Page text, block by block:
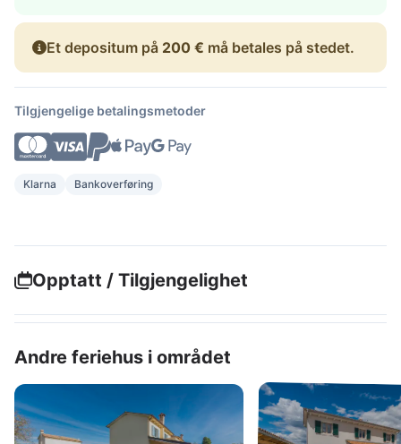
Et depositum på 200 € må betales på stedet.
Tilgjengelige betalingsmetoder
Klarna Bankoverføring
Opptatt / Tilgjengelighet
Andre feriehus i området